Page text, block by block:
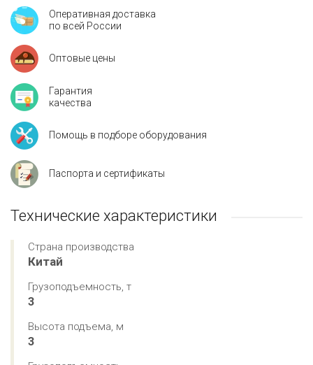
Оперативная доставка
по всей России
Оптовые цены
Гарантия
качества
Помощь в подборе оборудования
Паспорта и сертификаты
Технические характеристики
Страна производства
Китай
Грузоподъемность, т
3
Высота подъема, м
3